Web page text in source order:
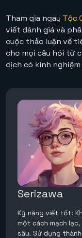
Tham gia ngay Tộc
viết đánh giá và
cuộc thảo luận về
cho mọi câu hỏi từ
dịch có kinh
Serizawa
Kỹ năng viết tốt:
một cách mạch
sâu. Sử dụng